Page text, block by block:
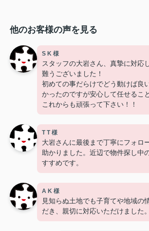
他のお客様の声を見る
S K 様
スタッフの大岩さん、真摯に対応
難うございました！
初めての事だらけでどう動けば良
かったのですが安心して任せるこ
これからも頑張って下さい！！
T T 様
大岩さんに最後まで丁寧にフォロ
助かりました。近辺で物件探し中
すすめです。
A K 様
見知らぬ土地でも子育てや地域の
だき、親切に対応いただけました。